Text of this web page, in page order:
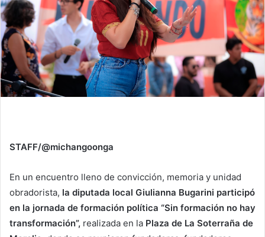
STAFF/@michangoonga
En un encuentro lleno de convicción, memoria y unidad
obradorista, la diputada local Giulianna Bugarini participó
en la jornada de formación política “Sin formación no hay
transformación”, realizada en la Plaza de La Soterraña de